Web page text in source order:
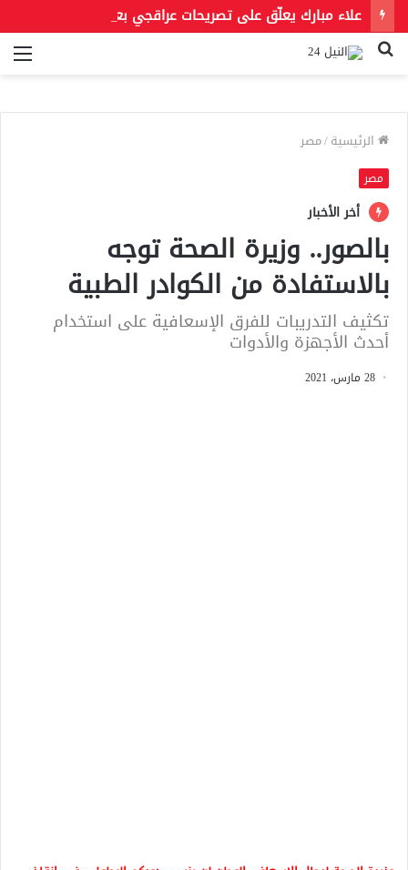
بحث
الرئيسية/مصر
مصر
أخر الأخبار
بالصور.. وزيرة الصحة توجه
بالاستفادة من الكوادر الطبية
تكثيف التدريبات للفرق الإسعافية على استخدام
أحدث الأجهزة والأدوات
28 مارس، 2021